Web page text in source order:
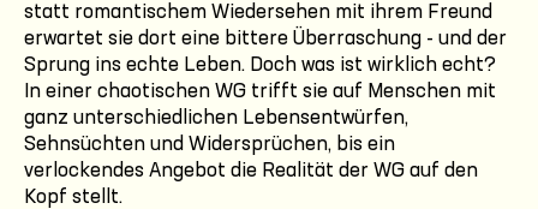
statt romantischem Wiedersehen mit ihrem Freund
erwartet sie dort eine bittere Überraschung - und der
Sprung ins echte Leben. Doch was ist wirklich echt?
In einer chaotischen WG trifft sie auf Menschen mit
ganz unterschiedlichen Lebensentwürfen,
Sehnsüchten und Widersprüchen, bis ein
verlockendes Angebot die Realität der WG auf den
Kopf stellt.